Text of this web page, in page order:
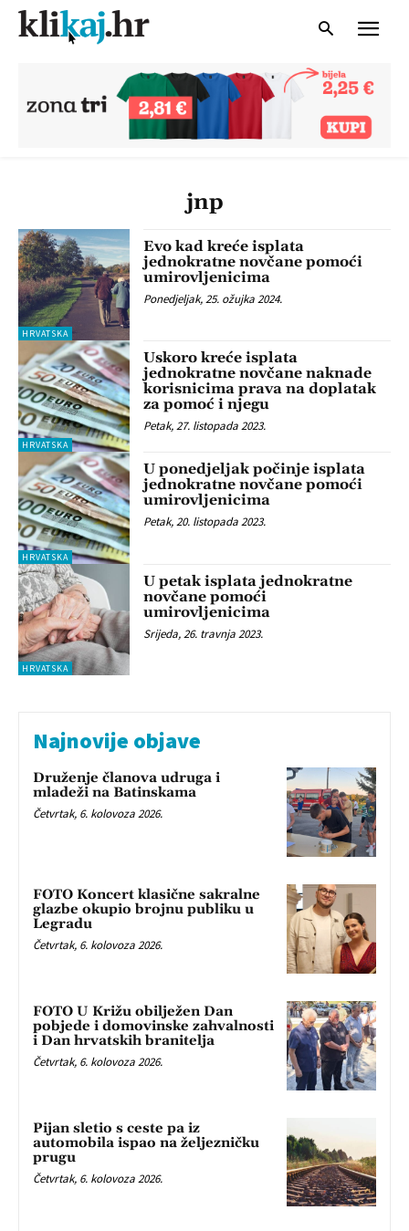
jnp
HRVATSKA
Evo kad kreće isplata
jednokratne novčane pomoći
umirovljenicima
Ponedjeljak, 25. ožujka 2024.
HRVATSKA
Uskoro kreće isplata
jednokratne novčane naknade
korisnicima prava na doplatak
za pomoć i njegu
Petak, 27. listopada 2023.
HRVATSKA
U ponedjeljak počinje isplata
jednokratne novčane pomoći
umirovljenicima
Petak, 20. listopada 2023.
HRVATSKA
U petak isplata jednokratne
novčane pomoći
umirovljenicima
Srijeda, 26. travnja 2023.
Najnovije objave
Druženje članova udruga i
mladeži na Batinskama
Četvrtak, 6. kolovoza 2026.
FOTO Koncert klasične sakralne
glazbe okupio brojnu publiku u
Legradu
Četvrtak, 6. kolovoza 2026.
FOTO U Križu obilježen Dan
pobjede i domovinske zahvalnosti
i Dan hrvatskih branitelja
Četvrtak, 6. kolovoza 2026.
Pijan sletio s ceste pa iz
automobila ispao na željezničku
prugu
Četvrtak, 6. kolovoza 2026.